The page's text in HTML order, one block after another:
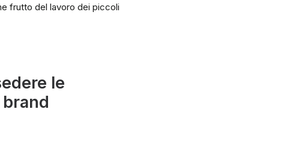
frutto del lavoro dei piccoli
le